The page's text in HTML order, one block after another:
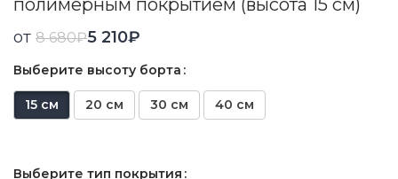
полимерным покрытием (высота 15 см)
от 8 680₽5 210₽
Выберите высоту борта
15 см 20 см 30 см 40 см
Выберите тип покрытия